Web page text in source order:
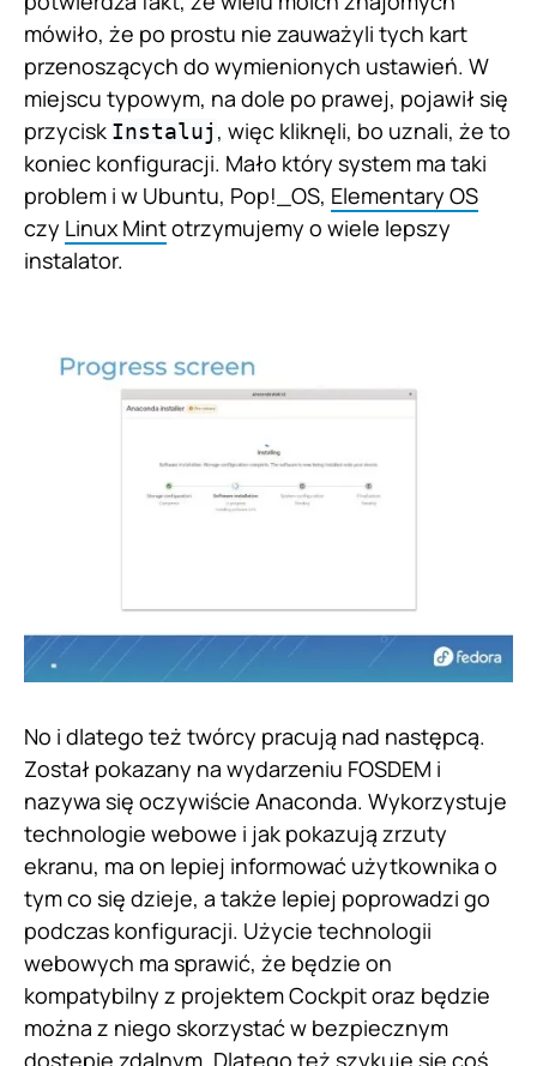
mówiło, że po prostu nie zauważyli tych kart
przenoszących do wymienionych ustawień. W
miejscu typowym, na dole po prawej, pojawił się
przycisk Instaluj , więc kliknęli, bo uznali, że to
koniec konfiguracji. Mało który system ma taki
problem i w Ubuntu, Pop!_OS, Elementary OS
czy Linux Mintotrzymujemy o wiele lepszy
instalator.
No i dlatego też twórcy pracują nad następcą.
Został pokazany na wydarzeniu FOSDEM i
nazywa się oczywiście Anaconda. Wykorzystuje
technologie webowe i jak pokazują zrzuty
ekranu, ma on lepiej informować użytkownika o
tym co się dzieje, a także lepiej poprowadzi go
podczas konfiguracji. Użycie technologii
webowych ma sprawić, że będzie on
kompatybilny z projektem Cockpit oraz będzie
można z niego skorzystać w bezpiecznym
dostępie zdalnym. Dlatego też szykuje się coś